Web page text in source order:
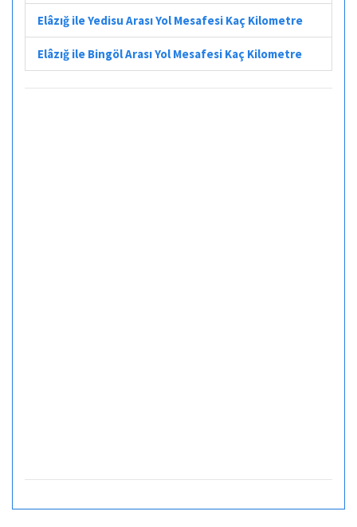
Elâzığ ile Yedisu Arası Yol Mesafesi Kaç Kilometre
Elâzığ ile Bingöl Arası Yol Mesafesi Kaç Kilometre